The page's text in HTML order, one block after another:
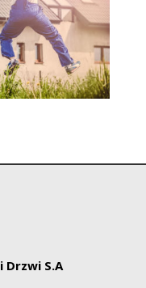
Drzwi S.A